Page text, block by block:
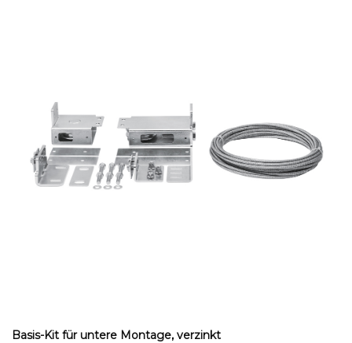
Basis-Kit für untere Montage, verzinkt